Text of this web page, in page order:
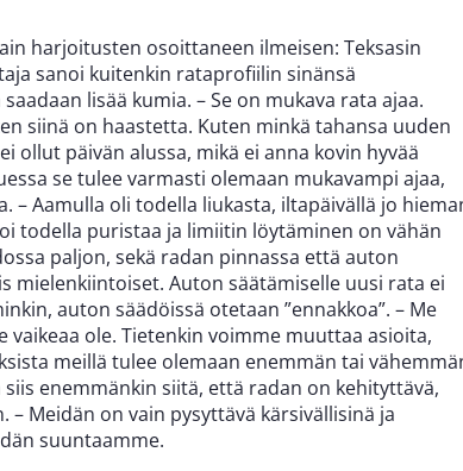
harjoitusten osoittaneen ilmeisen: Teksasin
sanoi kuitenkin rataprofiilin sinänsä
lisää kumia. – Se on mukava rata ajaa.
siinä on haastetta. Kuten minkä tahansa uuden
ollut päivän alussa, mikä ei anna kovin hyvää
se tulee varmasti olemaan mukavampi ajaa,
– Aamulla oli todella liukasta, iltapäivällä jo
todella puristaa ja limiitin löytäminen on vähän
paljon, sekä radan pinnassa että auton
mielenkiintoiset. Auton säätämiselle uusi rata ei
auton säädöissä otetaan ”ennakkoa”. – Me
ole. Tietenkin voimme muuttaa asioita,
meillä tulee olemaan enemmän tai
enemmänkin siitä, että radan on kehityttävä,
– Meidän on vain pysyttävä kärsivällisinä ja
suuntaamme.